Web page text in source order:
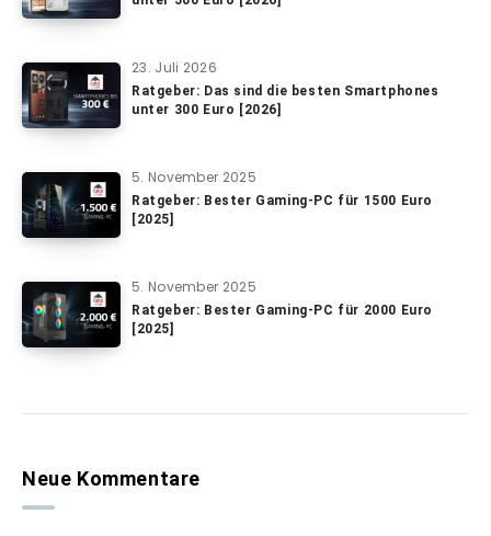
23. Juli 2026
Ratgeber: Das sind die besten Smartphones
unter 300 Euro [2026]
5. November 2025
Ratgeber: Bester Gaming-PC für 1500 Euro
[2025]
5. November 2025
Ratgeber: Bester Gaming-PC für 2000 Euro
[2025]
Neue Kommentare